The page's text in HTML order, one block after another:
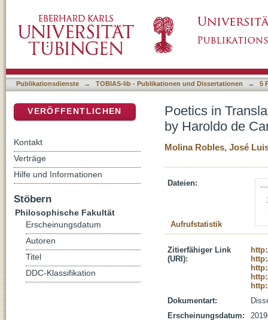
Publikationsdienste → TOBIAS-lib - Publikationen und Dissertationen → 5
Poetics in
by Haroldo de
Molina Robles, José
Dateien:
Aufrufstatistik
Zitierfähiger Link
(URI):
Dokumentart:
Erscheinungsdatum:
VERÖFFENTLICHEN
Kontakt
Verträge
Hilfe und Informationen
Stöbern
Philosophische Fakultät
Erscheinungsdatum
Autoren
Titel
DDC-Klassifikation